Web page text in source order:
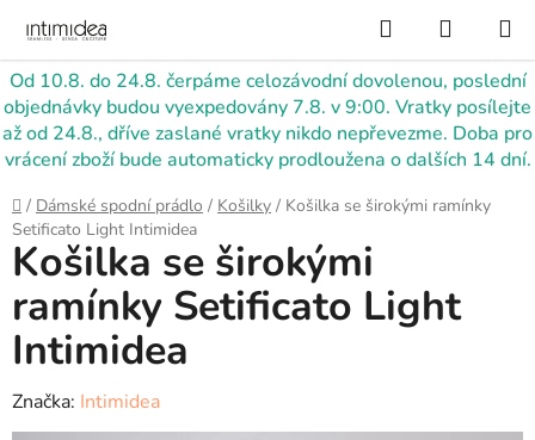
obsah
Od 10.8. do 24.8. čerpáme celozávodní dovolenou, poslední
objednávky budou vyexpedovány 7.8. v 9:00. Vratky posílejte
až od 24.8., dříve zaslané vratky nikdo nepřevezme. Doba pro
vrácení zboží bude automaticky prodloužena o dalších 14 dní.
Hledat
KOŠÍK
Domů
/ Dámské spodní prádlo / Košilky / Košilka se širokými ramínky
Setificato Light Intimidea
Košilka se širokými
ramínky Setificato Light
Intimidea
Značka: Intimidea